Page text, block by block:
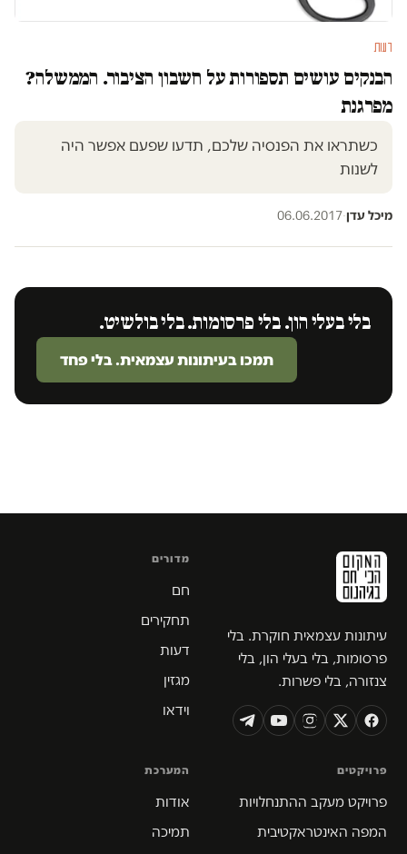
דעות
הבנקים עושים תספורות על חשבון הציבור. הממשלה?
מפרגנת
כשתראו את הפנסיה שלכם, תדעו שפעם אפשר היה
לשנות
מיכל עדן·
06.06.2017
בלי בעלי הון. בלי פרסומות. בלי בולשיט.
תמכו בעיתונות עצמאית. בלי פחד
עיתונות עצמאית חוקרת. בלי
פרסומות, בלי בעלי הון, בלי
צנזורה, בלי פשרות.
מדורים
חם
תחקירים
דעות
מגזין
וידאו
פרויקטים
פרויקט מעקב ההתנחלויות
המפה האינטראקטיבית
המערכת
אודות
תמיכה